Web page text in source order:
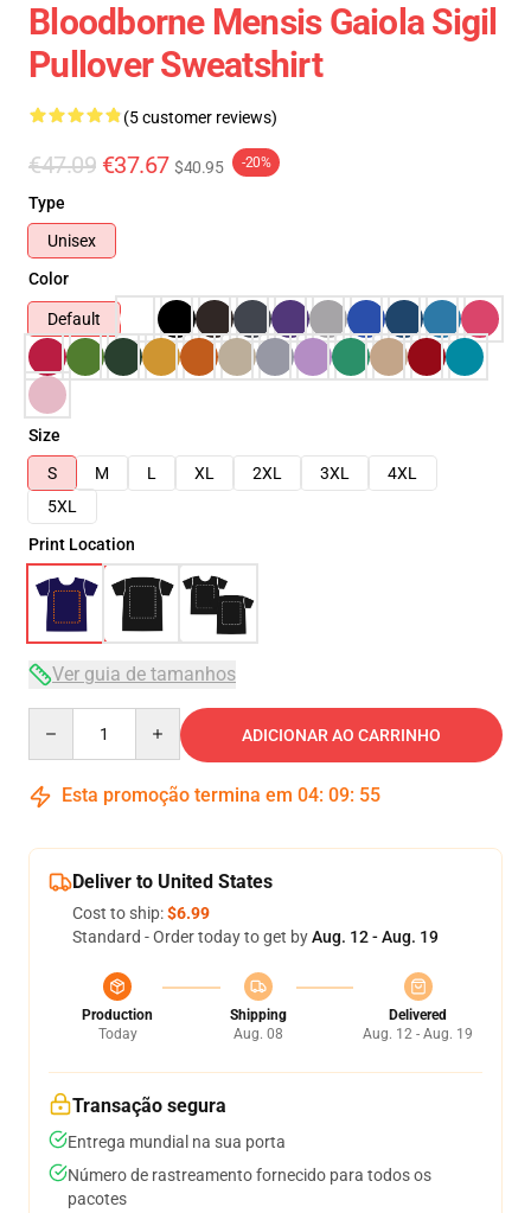
Bloodborne Mensis Gaiola Sigil
Pullover Sweatshirt
(5 customer reviews)
€47.09 €37.67 $40.95 -20%
Type
Unisex
Color
Default
Size
S
M L XL 2XL 3XL
4XL
5XL
Print Location
Ver guia de tamanhos
ADICIONAR AO CARRINHO
Esta promoção termina em 04: 09: 54
Deliver to United States
Cost to ship:$6.99
Standard - Order today to get byAug. 12 - Aug. 19
Production
Today
Shipping
Aug. 08
Delivered
Aug. 12 - Aug. 19
Transação segura
Entrega mundial na sua porta
Número de rastreamento fornecido para todos os
pacotes